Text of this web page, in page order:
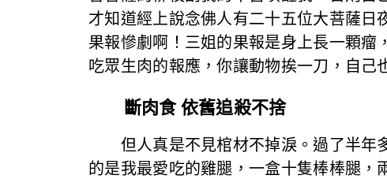
才知道經上說念佛人有二十五位大菩薩
果報慘劇啊！三姐的果報是身上長一顆
吃眾生肉的報應，你讓動物挨一刀，自己
斷肉食 依舊追殺不捨
但人真是不見棺材不掉淚。過了半年
的是我最愛吃的雞腿，一盒十隻棒棒腿